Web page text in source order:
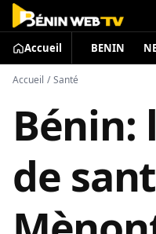
Accueil BENIN
Accueil / Santé
Bénin:
de